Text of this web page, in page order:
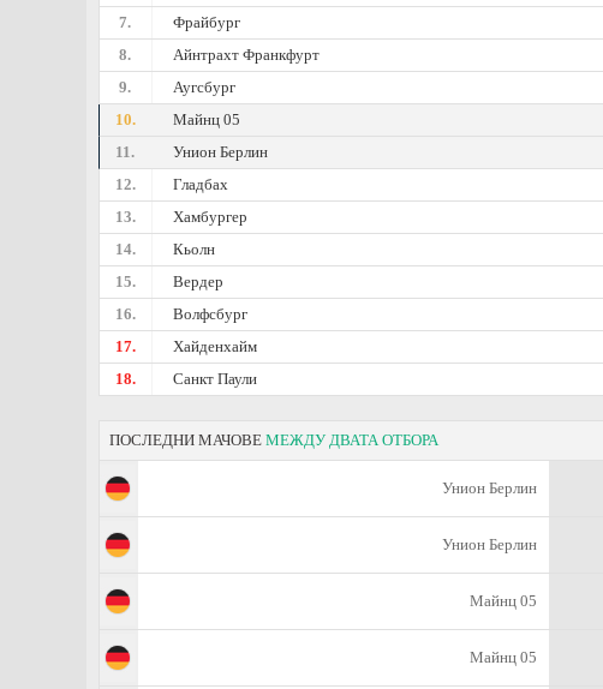
7.
Фрайбург
8.
Айнтрахт Франкфурт
9.
Аугсбург
10.
Майнц 05
11.
Унион Берлин
12.
Гладбах
13.
Хамбургер
14.
Кьолн
15.
Вердер
16.
Волфсбург
17.
Хайденхайм
18.
Санкт Паули
ПОСЛЕДНИ МАЧОВЕ МЕЖДУ ДВАТА ОТБОРА
Унион Берлин
Унион Берлин
Майнц 05
Майнц 05